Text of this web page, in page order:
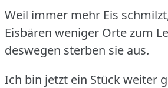
Weil immer mehr Eis
Eisbären weniger Orte zum
deswegen sterben sie aus.
Ich bin jetzt ein Stück weiter